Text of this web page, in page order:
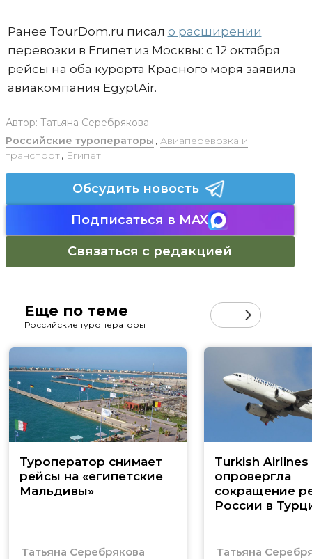
Ранее TourDom.ru писал о расширении
перевозки в Египет из Москвы: с 12 октября
рейсы на оба курорта Красного моря заявила
авиакомпания EgyptAir.
Автор: Татьяна Серебрякова
Российские туроператоры , Авиаперевозка и
транспорт, Египет
Обсудить новость
Подписаться в MAX
Связаться с редакцией
Еще по теме
Российские туроператоры
Туроператор снимает
рейсы на «египетские
Мальдивы»
Татьяна Серебрякова
Turkish Airlines
опровергла
сокращение
России в
Татьяна